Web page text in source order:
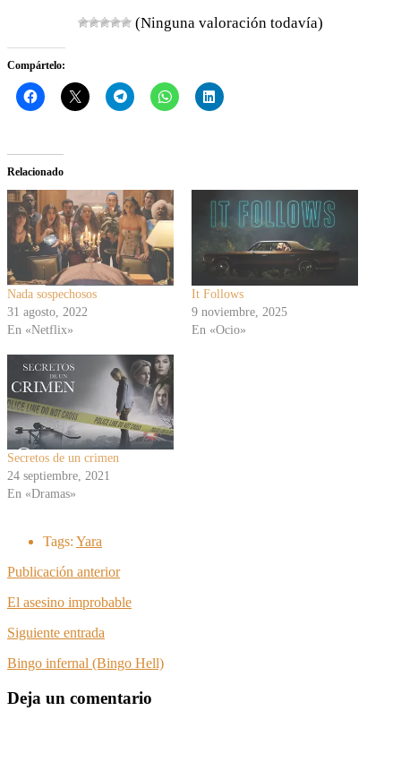
(Ninguna valoración todavía)
Compártelo:
Relacionado
Nada sospechosos
31 agosto, 2022
En «Netflix»
It Follows
9 noviembre, 2025
En «Ocio»
Secretos de un crimen
24 septiembre, 2021
En «Dramas»
Tags: Yara
Publicación anterior
El asesino improbable
Siguiente entrada
Bingo infernal (Bingo Hell)
Deja un comentario